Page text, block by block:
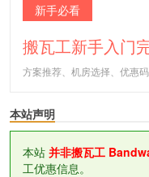
新手必看
搬瓦工新手入门
方案推荐、机房选择、优惠
本站声明
本站 并非搬瓦工
工优惠信息。